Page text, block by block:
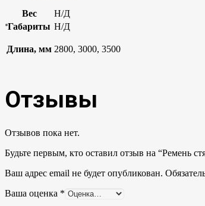
Вес
Н/Д
Габариты Н/Д
Длина, мм 2800, 3000, 3500
Отзывы
Отзывов пока нет.
Будьте первым, кто оставил отзыв на “Ремень
Ваш адрес email не будет опубликован.
Ваша оценка *